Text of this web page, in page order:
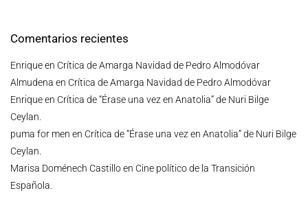
Comentarios recientes
Enriqueen Crítica de Amarga Navidad de Pedro Almodóvar
Almudena en Crítica de Amarga Navidad de Pedro Almodóvar
Enriqueen Crítica de “Érase una vez en Anatolia” de Nuri Bilge
Ceylan.
puma for men en Crítica de “Érase una vez en Anatolia” de Nuri Bilge
Ceylan.
Marisa Doménech Castilloen Cine político de la Transición
Española.